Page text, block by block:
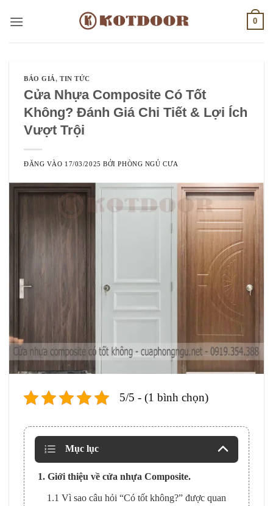
qua
0
BÁO GIÁ,TIN TỨC
Cửa Nhựa Composite Có Tốt
Không? Đánh Giá Chi Tiết & Lợi Ích
Vượt Trội
ĐĂNG VÀO 17/03/2025 BỞIPHÒNG NGỦ CƯA
5/5 - (1 bình chọn)
Mục lục
1. Giới thiệu về cửa nhựa Composite.
1.1 Vì sao câu hỏi “Có tốt không?” được quan